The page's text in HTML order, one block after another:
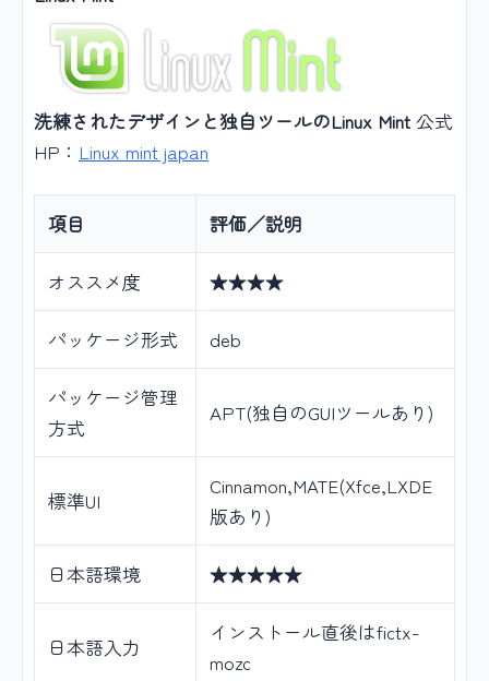
洗練されたデザインと独自ツールのLinux Mint 公式
HP： Linux mint japan
項目 評価／説明
オススメ度 ★★★★
パッケージ形式 deb
パッケージ管理
方式
APT(独自のGUIツールあり)
標準UI
Cinnamon,MATE(Xfce,LXDE
版あり)
日本語環境 ★★★★★
日本語入力
インストール直後はfictx-
mozc